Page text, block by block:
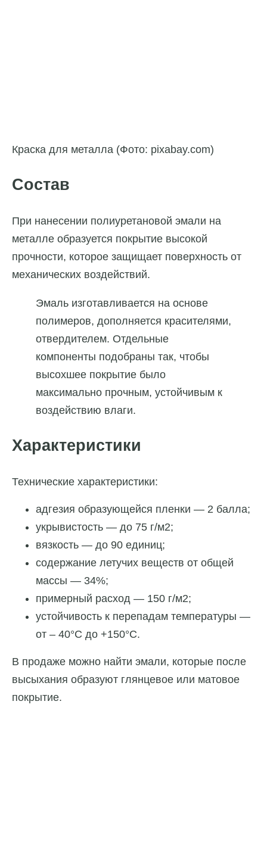
Краска для металла (Фото: pixabay.com)
Состав
При нанесении полиуретановой эмали на
металле образуется покрытие высокой
прочности, которое защищает поверхность от
механических воздействий.
Эмаль изготавливается на основе
полимеров, дополняется красителями,
отвердителем. Отдельные
компоненты подобраны так, чтобы
высохшее покрытие было
максимально прочным, устойчивым к
воздействию влаги.
Характеристики
Технические характеристики:
адгезия образующейся пленки — 2 балла;
укрывистость — до 75 г/м2;
вязкость — до 90 единиц;
содержание летучих веществ от общей
массы — 34%;
примерный расход — 150 г/м2;
устойчивость к перепадам температуры —
от – 40°C до +150°C.
В продаже можно найти эмали, которые после
высыхания образуют глянцевое или матовое
покрытие.